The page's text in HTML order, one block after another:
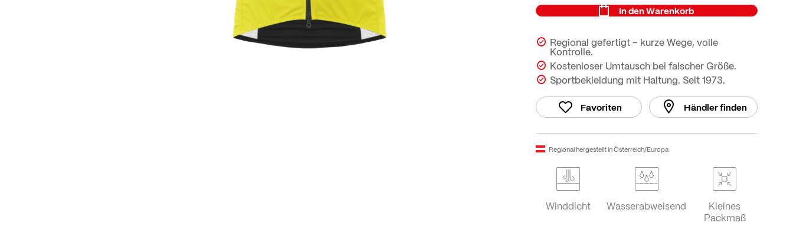
In den Warenkorb
Regional gefertigt – kurze Wege, volle
Kontrolle.
Kostenloser Umtausch bei falscher Größe.
Sportbekleidung mit Haltung. Seit 1973.
Favoriten Händler finden
Regional hergestellt in Österreich/Europa
Winddicht Wasserabweisend
Kleines
Packmaß